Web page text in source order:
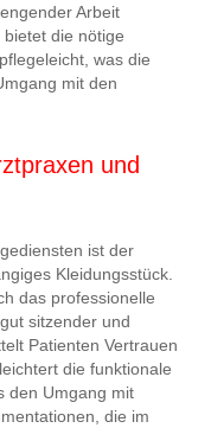
Arbeit
die nötige
was die
mit den
und
ist der
Kleidungsstück.
das professionelle
sitzender und
Patienten Vertrauen
die funktionale
den Umgang mit
die im